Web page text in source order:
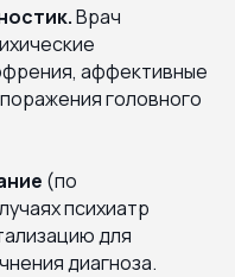
Врач
аффективные
головного
(по
психиатр
для
диагноза.